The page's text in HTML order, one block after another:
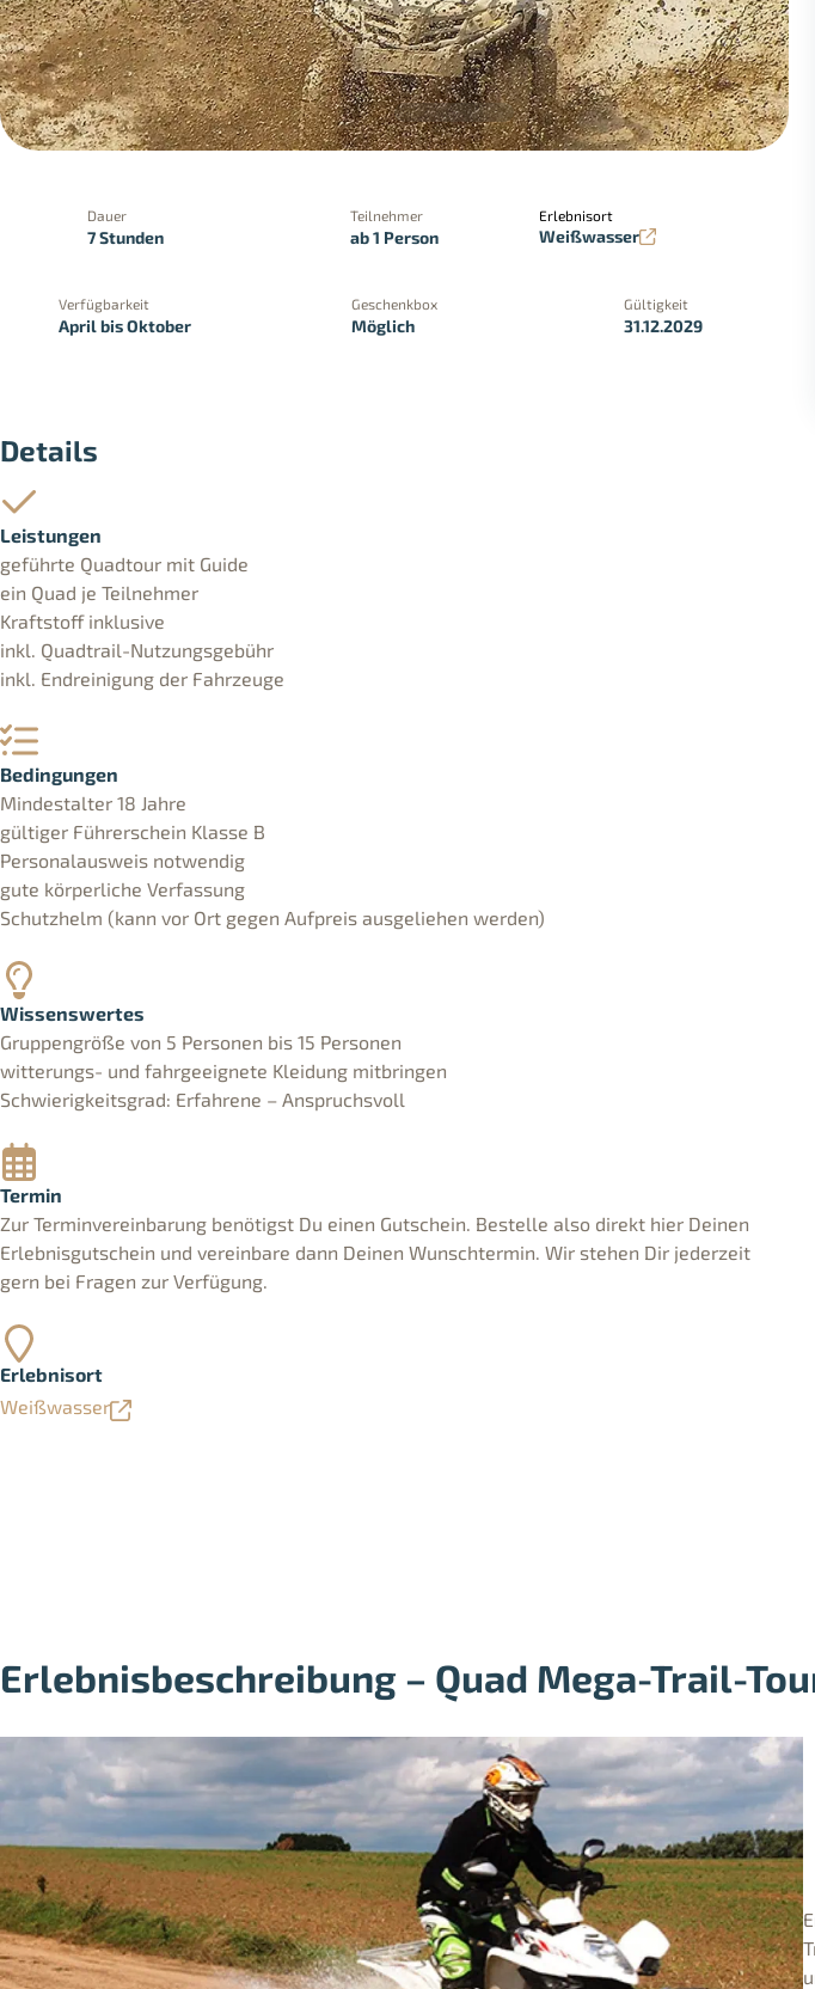
Dauer
7 Stunden
Teilnehmer
ab 1 Person
Erlebnisort
Weißwasser
Verfügbarkeit
April bis Oktober
Geschenkbox
Möglich
Gültigkeit
31.12.2029
Details
Leistungen
geführte Quadtour mit Guide
ein Quad je Teilnehmer
Kraftstoff inklusive
inkl. Quadtrail-Nutzungsgebühr
inkl. Endreinigung der Fahrzeuge
Bedingungen
Mindestalter 18 Jahre
gültiger Führerschein Klasse B
Personalausweis notwendig
gute körperliche Verfassung
Schutzhelm (kann vor Ort gegen Aufpreis ausgeliehen werden)
Wissenswertes
Gruppengröße von 5 Personen bis 15 Personen
witterungs- und fahrgeeignete Kleidung mitbringen
Schwierigkeitsgrad: Erfahrene – Anspruchsvoll
Termin
Zur Terminvereinbarung benötigst Du einen Gutschein. Bestelle also direkt hier Deinen
Erlebnisgutschein und vereinbare dann Deinen Wunschtermin. Wir stehen Dir jederzeit
gern bei Fragen zur Verfügung.
Erlebnisort
Weißwasser
Erlebnisbeschreibung – Quad Mega-Trail-